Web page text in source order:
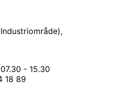
- 15.30
18 89